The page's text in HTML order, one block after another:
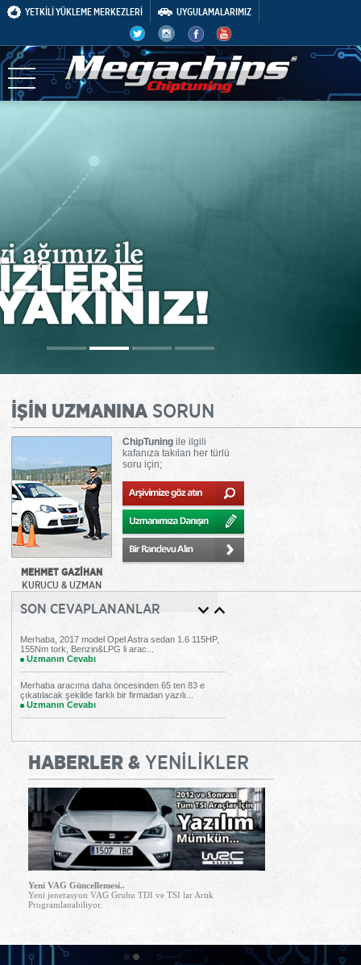
YETKİLİ YÜKLEME MERKEZLERİ UYGULAMALARIMIZ
İŞİN UZMANINASORUN
MEHMET GAZİHAN
KURUCU & UZMAN
ChipTuningile ilgili
kafanıza takılan her türlü
soru için;
SON CEVAPLANANLAR
Merhaba, 2017 model Opel Astra sedan 1.6 115HP,
155Nm tork, Benzin&LPG li arac...
Uzmanın Cevabı
Merhaba aracıma daha öncesinden 65 ten 83 e
çıkatılacak şekilde farklı bir firmadan yazılı...
Uzmanın Cevabı
HABERLER &YENİLİKLER
Yeni VAG Güncellemesi..
Yeni jenerasyon VAG Grubu TDI ve TSI lar Artık
Programlanabiliyor.